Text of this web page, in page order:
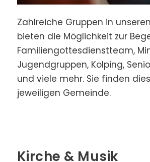
Zahl­reiche Gruppen in
bieten die Mög­lich­keit zur
Familiengottesdienstteam,
Jugendgruppen, Kolping,
und viele mehr. Sie finden
jeweiligen Gemeinde.
Kirche & Musik